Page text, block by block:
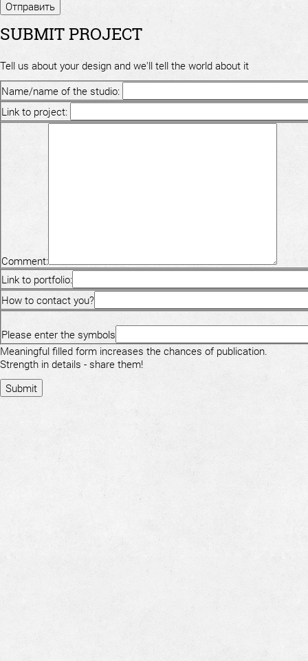
SUBMIT PROJECT
Tell us about your design and we'll tell the world about it
Name/name of the studio:
Link to project:
Comment:
Link to portfolio:
How to contact you?
Please enter the symbols
Meaningful filled form increases the chances of publication.
Strength in details - share them!